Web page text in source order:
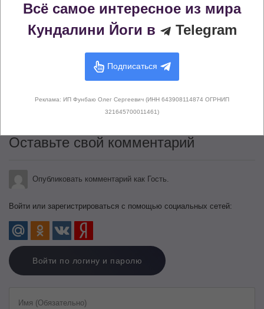
Здесь не опубликовано еще ни
Оставьте свой комментарий
Опубликовать комментарий как Гость.
Войти или зарегистрироваться с помощью социальных сетей:
Войти по логину и паролю
Имя (Обязательно)
Всё самое интересное из мира
Кундалини Йоги в
Telegram
Подписаться
Реклама: ИП Фунбаю Олег Сергеевич (ИНН 643908114874 ОГРНИП
321645700011461)